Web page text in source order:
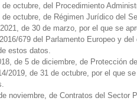
de octubre, del Procedimiento
de octubre, de Régimen Jurídico del
de 30 de marzo, por el que se
679 del Parlamento Europeo y
estos datos.
de 5 de diciembre, de Protección
2019, de 31 de octubre, por el que
noviembre, de Contratos del